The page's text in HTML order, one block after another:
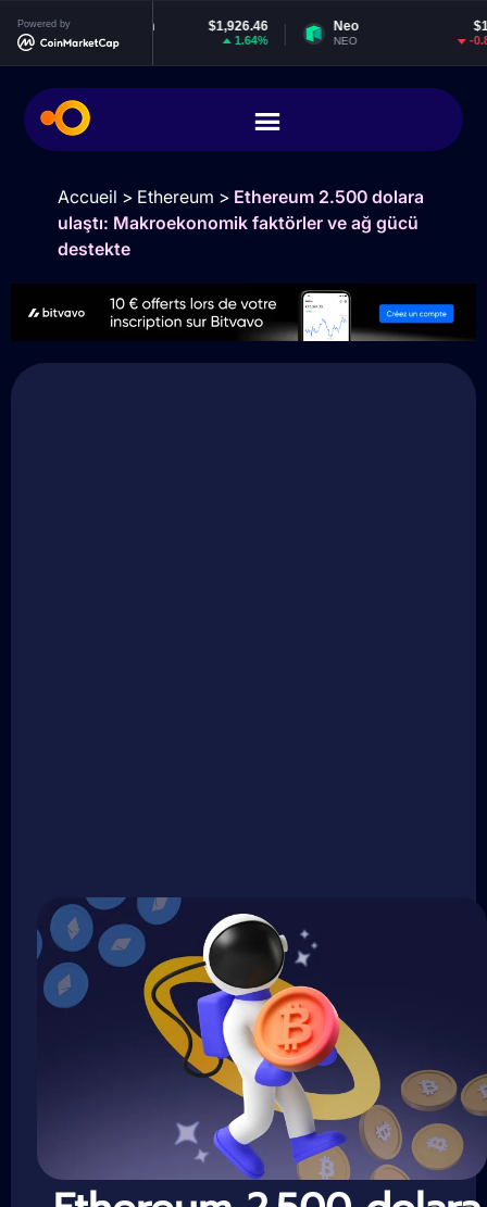
Powered byEthereum $1,926.46
ETH
Neo
NEO -0.88%
Accueil > Ethereum > Ethereum 2.500 dolara
ulaştı: Makroekonomik faktörler ve ağ gücü
destekte